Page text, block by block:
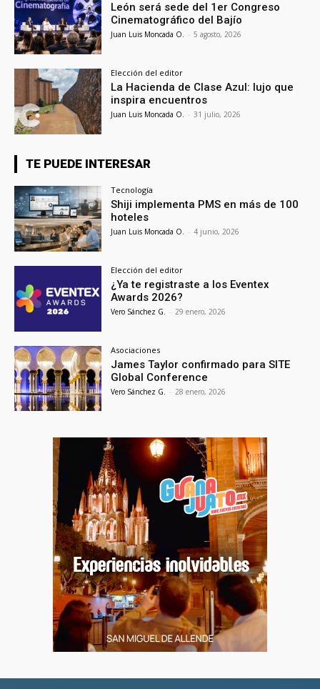
León será sede del 1er Congreso
Cinematográfico del Bajío
Juan Luis Moncada O. - 5 agosto, 2026
Elección del editor
La Hacienda de Clase Azul: lujo que
inspira encuentros
Juan Luis Moncada O. - 31 julio, 2026
TE PUEDE INTERESAR
Tecnología
Shiji implementa PMS en más de 100
hoteles
Juan Luis Moncada O. - 4 junio, 2026
Elección del editor
¿Ya te registraste a los Eventex
Awards 2026?
Vero Sánchez G. - 29 enero, 2026
Asociaciones
James Taylor confirmado para SITE
Global Conference
Vero Sánchez G. - 28 enero, 2026